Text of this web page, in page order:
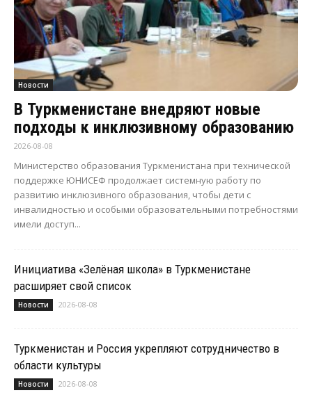
Новости
В Туркменистане внедряют новые
подходы к инклюзивному образованию
2026-08-08
Министерство образования Туркменистана при технической
поддержке ЮНИСЕФ продолжает системную работу по
развитию инклюзивного образования, чтобы дети с
инвалидностью и особыми образовательными потребностями
имели доступ...
Инициатива «Зелёная школа» в Туркменистане
расширяет свой список
Новости 2026-08-08
Туркменистан и Россия укрепляют сотрудничество в
области культуры
Новости 2026-08-08